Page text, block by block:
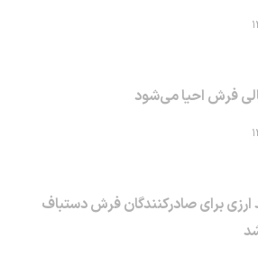
فرش احیا می‌شود
ارزی برای صادرکنندگان فرش دستباف